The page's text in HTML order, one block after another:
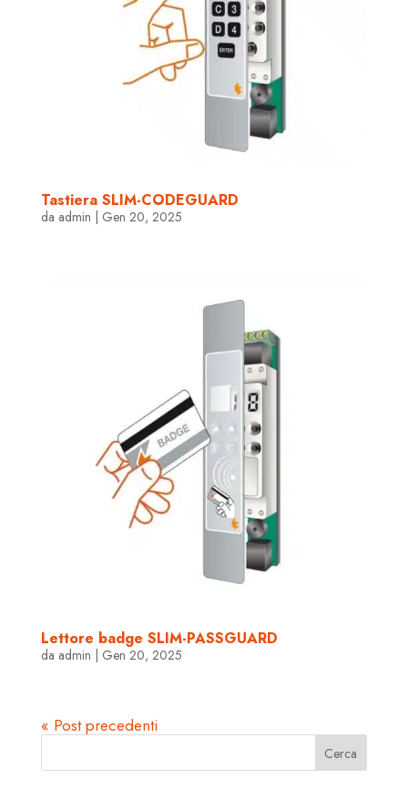
Tastiera SLIM-CODEGUARD
da admin Gen 20, 2025
Lettore badge SLIM-PASSGUARD
da admin Gen 20, 2025
« Post precedenti
Cerca